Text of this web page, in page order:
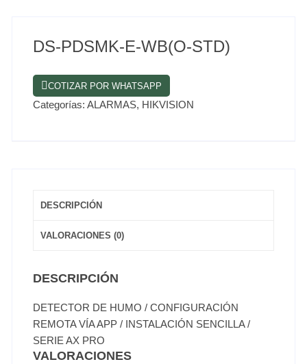
DS-PDSMK-E-WB(O-STD)
COTIZAR POR WHATSAPP
Categorías:ALARMAS, HIKVISION
DESCRIPCIÓN
VALORACIONES (0)
DESCRIPCIÓN
DETECTOR DE HUMO / CONFIGURACIÓN
REMOTA VÍA APP / INSTALACIÓN SENCILLA /
SERIE AX PRO
VALORACIONES